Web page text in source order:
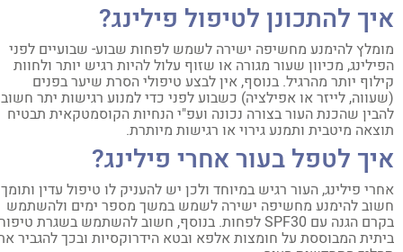
להתכונן לטיפול פילינג?
להימנע מחשיפה ישירה לשמש לפחות שבוע- שבועיים לפני
מכיוון שעור מגורה או שזוף עלול להיות רגיש יותר ולחוות
יותר מהרגיל. בנוסף, אין לבצע טיפולי הסרת שיער בפנים
לייזר או אפילציה) כשבוע לפני כדי למנוע רגישות יתר חשוב
שהכנת העור בצורה נכונה ועפ"י הנחיות הקוסמטקאית תבטיח
מיטבית ותמנע גירוי או רגישות מיותרת.
לטפל בעור אחרי פילינג?
פילינג, העור רגיש במיוחד ולכן יש להעניק לו טיפול עדין ותומך.
להימנע מחשיפה ישירה לשמש במשך מספר ימים ולהשתמש
בקרם הגנה עם SPF30 לפחות. בנוסף, חשוב להשתמש בשגרת טיפוח
המבוססת על חומצות אלפא ובטא הידרוקסיות ובכך להגביר את